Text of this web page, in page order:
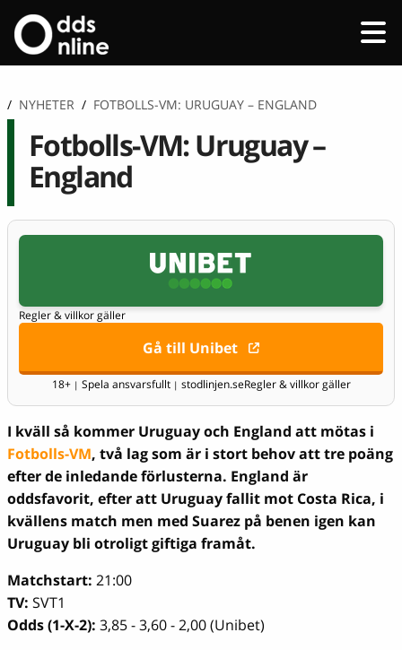
/ NYHETER / FOTBOLLS-VM: URUGUAY – ENGLAND
Fotbolls-VM: Uruguay –
England
Regler & villkor gäller
Gå till Unibet
18+ | Spela ansvarsfullt | stodlinjen.seRegler & villkor gäller
I kväll så kommer Uruguay och England att mötas i
Fotbolls-VM, två lag som är i stort behov att tre poäng
efter de inledande förlusterna. England är
oddsfavorit, efter att Uruguay fallit mot Costa Rica, i
kvällens match men med Suarez på benen igen kan
Uruguay bli otroligt giftiga framåt.
Matchstart: 21:00
TV: SVT1
Odds (1-X-2): 3,85 - 3,60 - 2,00 (Unibet)